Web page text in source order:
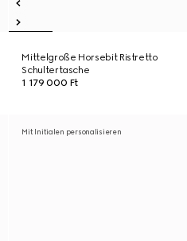
Mittelgroße Horsebit Ristretto
Schultertasche
1 179 000 Ft
Mit Initialen personalisieren